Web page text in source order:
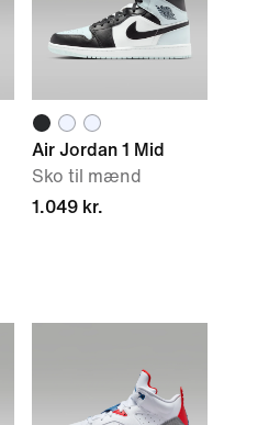
Air Jordan 1 Mid
Sko til mænd
1.049 kr.